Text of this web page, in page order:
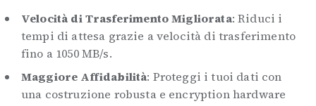
Velocità di Trasferimento Migliorata: Riduci i
tempi di attesa grazie a velocità di trasferimento
fino a 1050 MB/s.
Maggiore Affidabilità: Proteggi i tuoi dati con
una costruzione robusta e encryption hardware